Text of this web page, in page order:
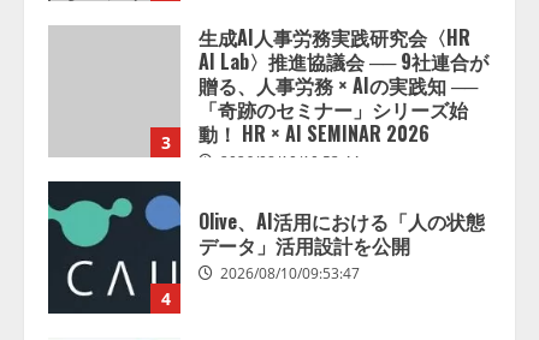
2026/08/10/10:53:44
Olive、AI活用における「人の状態
データ」活用設計を公開
2026/08/10/09:53:47
【ドローン
AI】ドローン操縦を
AIがアドバイス「AIコーチ」をリ
リース